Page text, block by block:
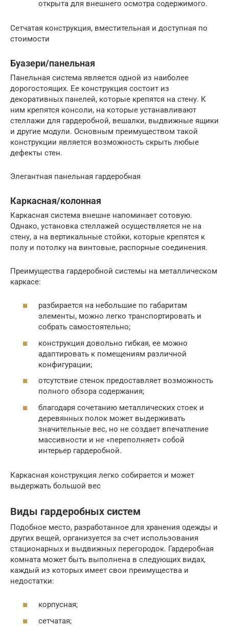
открыта для внешнего осмотра содержимого.
Сетчатая конструкция, вместительная и доступная по
стоимости
Буазери/панельная
Панельная система является одной из наиболее
дорогостоящих. Ее конструкция состоит из
декоративных панелей, которые крепятся на стену. К
ним крепятся консоли, на которые устанавливают
стеллажи для гардеробной, вешалки, выдвижные ящики
и другие модули. Основным преимуществом такой
конструкции является возможность скрыть любые
дефекты стен.
Элегантная панельная гардеробная
Каркасная/колонная
Каркасная система внешне напоминает сотовую.
Однако, установка стеллажей осуществляется не на
стену, а на вертикальные стойки, которые крепятся к
полу и потолку на винтовые, распорные соединения.
Преимущества гардеробной системы на металлическом
каркасе:
разбирается на небольшие по габаритам
элементы, можно легко транспортировать и
собрать самостоятельно;
конструкция довольно гибкая, ее можно
адаптировать к помещениям различной
конфигурации;
отсутствие стенок предоставляет возможность
полного обзора содержания;
благодаря сочетанию металлических стоек и
деревянных полок может выдерживать
значительные вес, но не создает впечатление
массивности и не «переполняет» собой
интерьер гардеробной.
Каркасная конструкция легко собирается и может
выдержать большой вес
Виды гардеробных систем
Подобное место, разработанное для хранения одежды и
других вещей, организуется за счет использования
стационарных и выдвижных перегородок. Гардеробная
комната может быть выполнена в следующих видах,
каждый из которых имеет свои преимущества и
недостатки:
корпусная;
сетчатая;